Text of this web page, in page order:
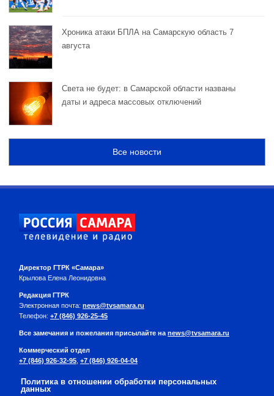
Хроника атаки БПЛА на Самарскую область 7
августа
Света не будет: в Самарской области названы
даты и адреса массовых отключений
Все новости
Директор ГТРК «Самара»
Крылова Елена Леонидовна
Редакция ГТРК
Электронная почта: news@tvsamara.ru
Телефон: +7 (846) 926-25-45
Все замечания и пожелания присылайте на news@tvsamara.ru
Коммерческий отдел
+7 (846) 926-32-95, +7 (846) 926-04-04
Политика в отношении обработки персональных
данных